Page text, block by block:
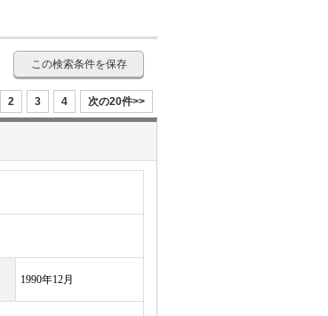
この検索条件を保存
2 3 4 次の20件>>
1990年12月